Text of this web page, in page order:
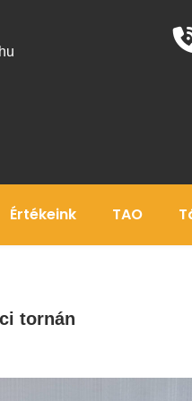
Értékeink TAO
tornán